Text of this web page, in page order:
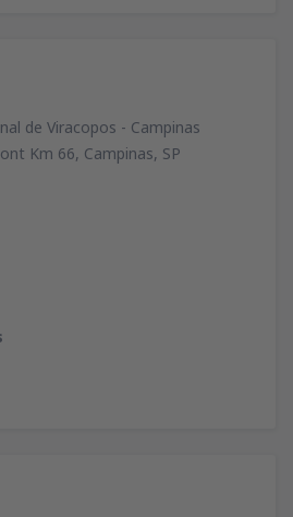
de Viracopos - Campinas
Km 66, Campinas, SP